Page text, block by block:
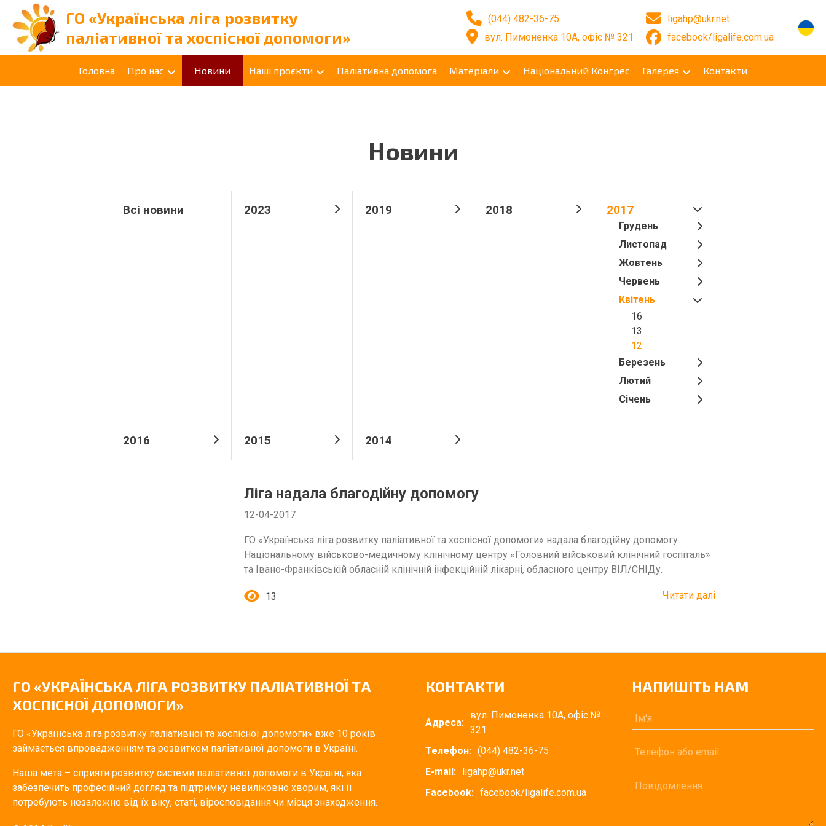
ГО «Українська ліга розвитку
паліативної та хоспісної допомоги»
(044) 482-36-75
вул. Пимоненка 10А, офіс № 321
ligahp@ukr.net
facebook/ligalife.com.ua
Головна Про нас Новини Наші проєкти Паліативна допомога Матеріали Національний Конгрес Галерея Контакти
Новини
Всі новини 2023 2019 2018 2017
Грудень
Листопад
Жовтень
Червень
Квітень
16
13
12
Березень
Лютий
Січень
2016 2015 2014
Ліга надала благодійну допомогу
12-04-2017
ГО «Українська ліга розвитку паліативної та хоспісної допомоги» надала благодійну допомогу
Національному військово-медичному клінічному центру «Головний військовий клінічний госпіталь»
та Івано-Франківській обласній клінічній інфекційній лікарні, обласного центру ВІЛ/СНІДу.
13 Читати далі
ГО «УКРАЇНСЬКА ЛІГА РОЗВИТКУ ПАЛІАТИВНОЇ ТА
ХОСПІСНОЇ ДОПОМОГИ»
ГО «Українська ліга розвитку паліативної та хоспісної допомоги» вже 10 років
займається впровадженням та розвитком паліативної допомоги в Україні.
Наша мета – сприяти розвитку системи паліативної допомоги в Україні, яка
забезпечить професійний догляд та підтримку невиліковно хворим, які її
потребують незалежно від їх віку, статі, віросповідання чи місця знаходження.
КОНТАКТИ
Адреса:
вул. Пимоненка 10А, офіс №
321
Телефон: (044) 482-36-75
E-mail: ligahp@ukr.net
Facebook: facebook/ligalife.com.ua
НАПИШІТЬ НАМ